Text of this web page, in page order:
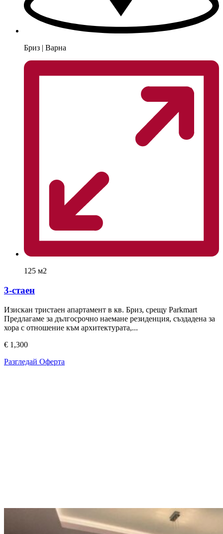
Бриз | Варна
125 м2
3-стаен
Изискан тристаен апартамент в кв. Бриз, срещу Parkmart
Предлагаме за дългосрочно наемане резиденция, създадена за
хора с отношение към архитектурата,...
€ 1,300
Разгледай Оферта